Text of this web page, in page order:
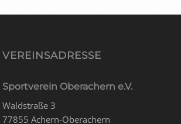
VEREINSADRESSE
Sportverein Oberachern e.V.
Waldstraße 3
77855 Achern-Oberachern